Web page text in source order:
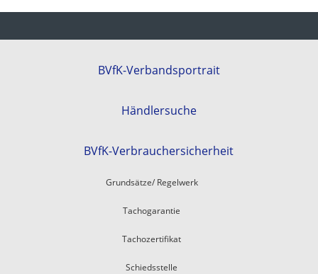
BVfK-Verbandsportrait
Händlersuche
BVfK-Verbrauchersicherheit
Grundsätze/ Regelwerk
Tachogarantie
Tachozertifikat
Schiedsstelle